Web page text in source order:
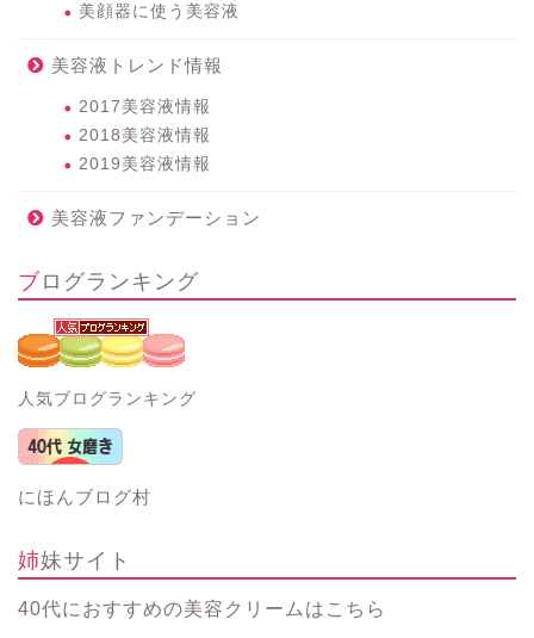
美顔器に使う美容液
美容液トレンド情報
2017美容液情報
2018美容液情報
2019美容液情報
美容液ファンデーション
ブログランキング
人気ブログランキング
にほんブログ村
姉妹サイト
40代におすすめの美容クリーム はこちら